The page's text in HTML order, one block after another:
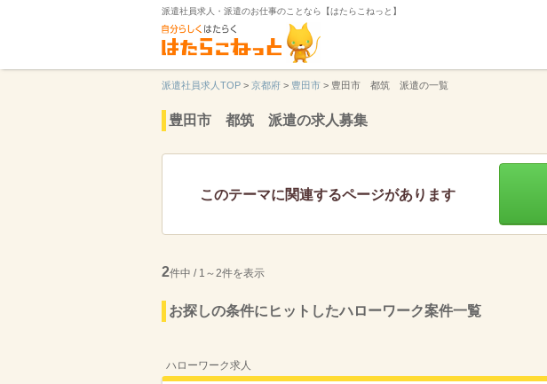
派遣社員求人・派遣のお仕事のことなら【はたらこねっと】
派遣社員求人TOP > 京都府 > 豊田市 > 豊田市 都筑 派遣の一覧
豊田市 都筑 派遣の求人募集
このテーマに関連するページがあります
2件中 / 1～2件を表示
お探しの条件にヒットしたハローワーク案件一覧
ハローワーク求人